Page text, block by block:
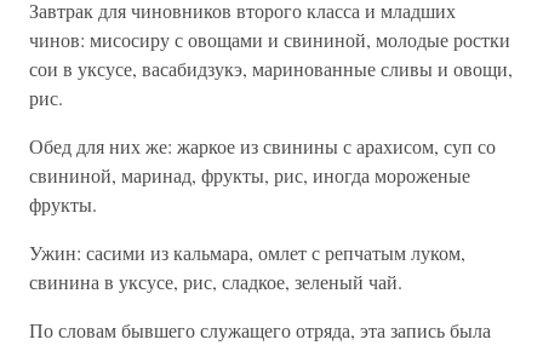
Завтрак для чиновников второго класса и младших
чинов: мисосиру с овощами и свининой, молодые ростки
сои в уксусе, васабидзукэ, маринованные сливы и овощи,
рис.
Обед для них же: жаркое из свинины с арахисом, суп со
свининой, маринад, фрукты, рис, иногда мороженые
фрукты.
Ужин: сасими из кальмара, омлет с репчатым луком,
свинина в уксусе, рис, сладкое, зеленый чай.
По словам бывшего служащего отряда, эта запись была